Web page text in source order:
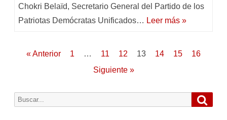
Chokri Belaïd, Secretario General del Partido de los
Patriotas Demócratas Unificados… Leer más »
Paginación
« Anterior 1 … 11 12 13 14 15
16
Siguiente »
Buscar